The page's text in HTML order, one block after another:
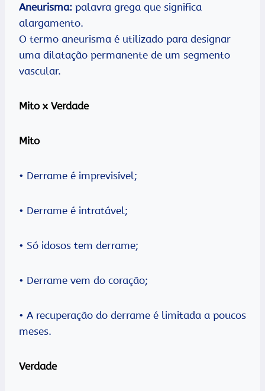
Aneurisma: palavra grega que significa
alargamento.
O termo aneurisma é utilizado para designar
uma dilatação permanente de um segmento
vascular.
Mito x Verdade
Mito
• Derrame é imprevisível;
• Derrame é intratável;
• Só idosos tem derrame;
• Derrame vem do coração;
• A recuperação do derrame é limitada a poucos
meses.
Verdade